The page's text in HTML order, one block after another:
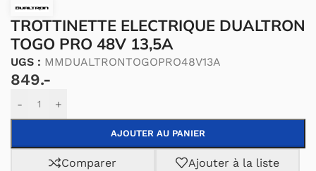
TROTTINETTE ELECTRIQUE DUALTRON
TOGO PRO 48V 13,5A
UGS : MMDUALTRONTOGOPRO48V13A
849.-
- +
AJOUTER AU PANIER
Alternative:
Comparer
Ajouter à la liste